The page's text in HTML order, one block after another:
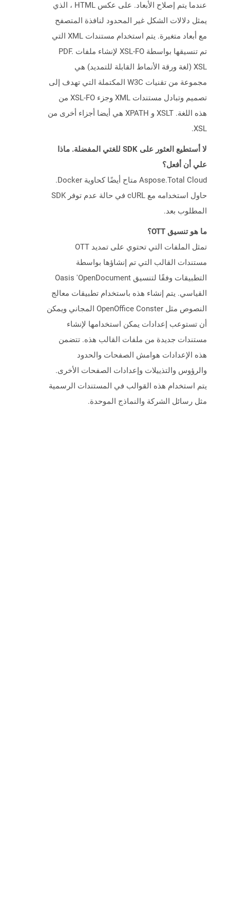
عندما يتم إصلاح الأبعاد. على عكس HTML ، الذي
يمثل دلالات الشكل غير المحدود لنافذة المتصفح
مع أبعاد متغيرة. يتم استخدام مستندات XML التي
تم تنسيقها بواسطة XSL-FO لإنشاء ملفات PDF.
XSL (لغة ورقة الأنماط القابلة للتمديد) هي
مجموعة من تقنيات W3C المكتملة التي تهدف إلى
تصميم وتبادل مستندات XML وجزء XSL-FO من
هذه اللغة. XSLT و XPATH هي أيضا أجزاء أخرى من
XSL.
لا أستطيع العثور على SDK للغتي المفضلة. ماذا
علي أن أفعل؟
Aspose.Total Cloud متاح أيضًا كحاوية Docker.
حاول استخدامه مع cURL في حالة عدم توفر SDK
المطلوب بعد.
ما هو تنسيق OTT؟
تمثل الملفات التي تحتوي على تمديد OTT
مستندات القالب التي تم إنشاؤها بواسطة
التطبيقات وفقًا لتنسيق Oasis 'OpenDocument
القياسي. يتم إنشاء هذه باستخدام تطبيقات معالج
النصوص مثل OpenOffice Conster المجاني ويمكن
أن تستوعب إعدادات يمكن استخدامها لإنشاء
مستندات جديدة من ملفات القالب هذه. تتضمن
هذه الإعدادات هوامش الصفحات والحدود
والرؤوس والتذييلات وإعدادات الصفحات الأخرى.
يتم استخدام هذه القوالب في المستندات الرسمية
مثل رسائل الشركة والنماذج الموحدة.